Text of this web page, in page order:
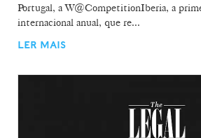
Portugal, a W@CompetitionIberia, a
internacional anual, que re...
LER MAIS